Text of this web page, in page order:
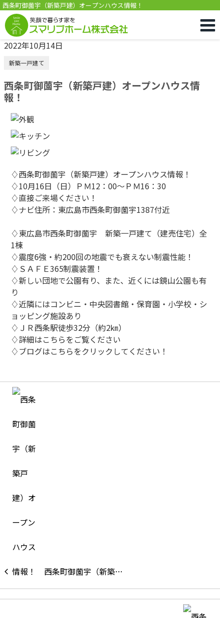
西条町御薗宇（新築戸建）オープンハウス情報！
2022年10月14日
新築一戸建て
西条町御薗宇（新築戸建）オープンハウス情
報！
♢西条町御薗宇（新築戸建）オープンハウス情報！
♢10月16日（日）ＰＭ12：00～ＰＭ16：30
♢直接ご来場ください！
♢ナビ住所：東広島市西条町御薗宇1387付近
♢東広島市西条町御薗宇 新築一戸建て（建売住宅）全
1棟
♢震度6強・約200回の地震でも衰えない制震性能！
♢ＳＡＦＥ365制震装置！
♢新しい団地で公園有り、また、近くには鏡山公園も有
り
♢近隣にはコンビニ・中央図書館・保育園・小学校・シ
ョッピング施設あり
♢ＪＲ西条駅徒歩32分（約2㎞）
♢詳細はこちらをご覧ください
♢ブログはこちらをクリックしてください！
西条町御薗宇（新築…